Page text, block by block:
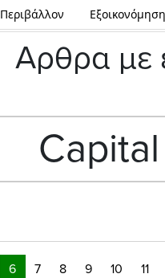
Περιβάλλον Εξοικονόμηση
Αρθρα με
6 7 8 9 10 11